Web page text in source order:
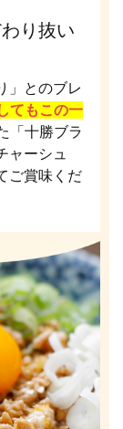
り抜い
」とのブレ
てもこの一
「十勝ブラ
ャーシュ
ご賞味くだ